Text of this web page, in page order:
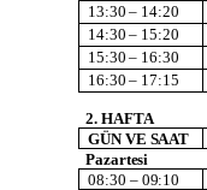
13:30 – 14:20
14:30 – 15:20
15:30 – 16:30
16:30 – 17:15
2.HAFTA
GÜN VE SAAT
Pazartesi
08:30 – 09:10